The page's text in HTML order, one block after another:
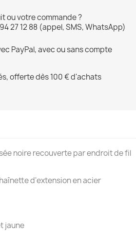
ou votre commande ?
27 12 88 (appel, SMS, WhatsApp)
PayPal, avec ou sans compte
offerte dès 100 € d'achats
noire recouverte par endroit de fil
d'extension en acier
jaune